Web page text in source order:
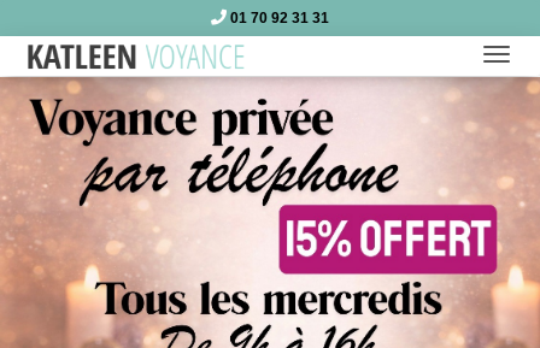
01 70 92 31 31